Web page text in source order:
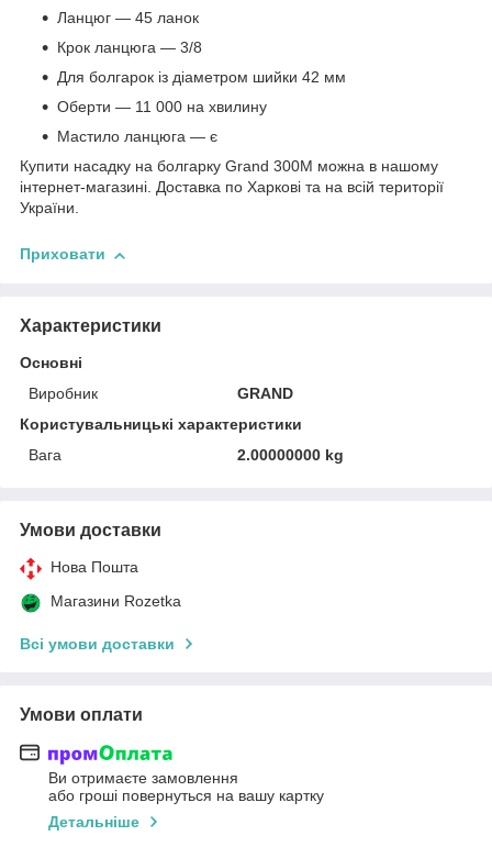
Ланцюг — 45 ланок
Крок ланцюга — 3/8
Для болгарок із діаметром шийки 42 мм
Оберти — 11 000 на хвилину
Мастило ланцюга — є
Купити насадку на болгарку Grand 300M можна в нашому
інтернет-магазині. Доставка по Харкові та на всій території
України.
Приховати
Характеристики
Основні
Виробник
GRAND
Користувальницькі характеристики
Вага
2.00000000 kg
Умови доставки
Нова Пошта
Магазини Rozetka
Всі умови доставки
Умови оплати
Ви отримаєте замовлення
або гроші повернуться на вашу картку
Детальніше